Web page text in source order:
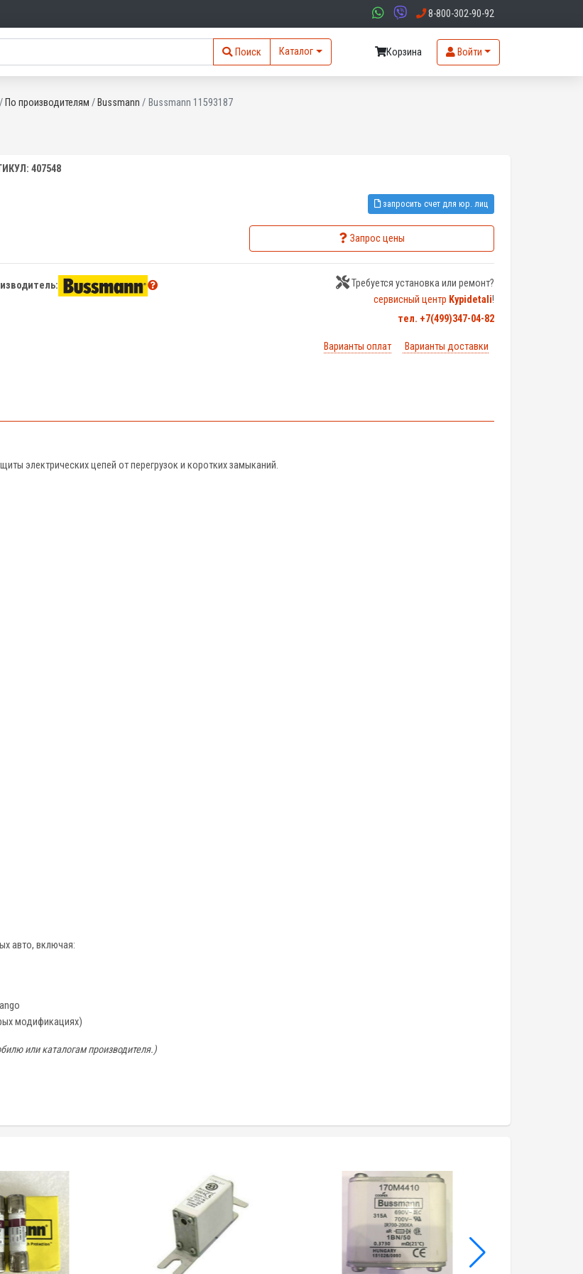
8-800-302-90-92
Поиск Каталог Корзина Войти
По производителям Bussmann Bussmann 11593187
407548
запросить счет для юр. лиц
Запрос цены
Требуется установка или ремонт?
сервисный центр Kypidetali!
тел. +7(499)347-04-82
Варианты оплат Варианты доставки
электрических цепей от перегрузок и коротких замыканий.
авто, включая:
модификациях)
или каталогам производителя.)